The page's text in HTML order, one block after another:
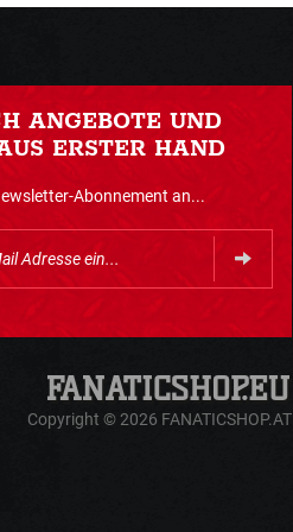
ANGEBOTE UND
ERSTER HAND
Abonnement an...
Copyright © 2026 FANATICSHOP.AT